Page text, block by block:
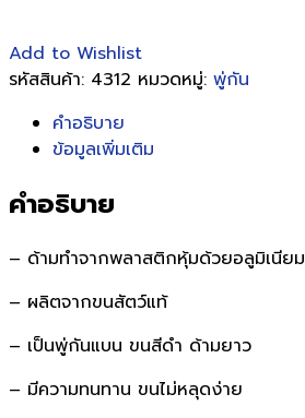
Add to Wishlist
รหัสสินค้า: 4312 หมวดหมู่: พู่กัน
คำอธิบาย
ข้อมูลเพิ่มเติม
คำอธิบาย
– ด้ามทำจากพลาสติกหุ้มด้วยอลูมิเนียม
– ผลิตจากขนสัตว์แท้
– เป็นพู่กันแบน ขนสีดำ ด้ามยาว
– มีความทนทาน ขนไม่หลุดง่าย